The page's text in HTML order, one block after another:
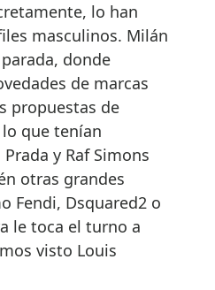
lo han
masculinos. Milán
donde
de marcas
propuestas de
que tenían
y Raf Simons
otras grandes
Fendi, Dsquared2 o
le toca el turno a
visto Louis